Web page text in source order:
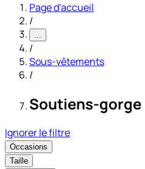
Page d'accueil
/
...
/
Sous-vêtements
/
Soutiens-gorge
Ignorer le filtre
Occasions
Taille